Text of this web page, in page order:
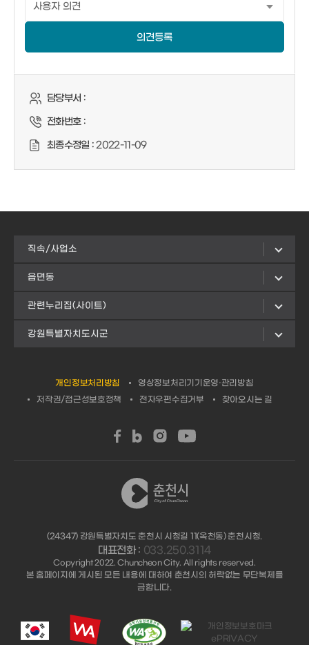
의견등록
담당부서 :
전화번호 :
최종수정일 :2022-11-09
직속/사업소
읍면동
관련누리집(사이트)
강원특별자치도시군
개인정보처리방침
영상정보처리기기운영·관리방침
저작권/접근성보호정책
전자우편수집거부 찾아오시는 길
(24347) 강원특별자치도 춘천시 시청길 11(옥천동) 춘천시청.
대표전화 : 033.250.3114
Copyright 2022. Chuncheon City. All rights reserved.
본 홈페이지에 게시된 모든 내용에 대하여 춘천시의 허락없는 무단복제를
금합니다.